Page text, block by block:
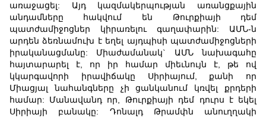
առաջացել: Այդ կազմակերպության առանցքային
անդամները հակվում են Թուրքիայի դեմ
պատժամիջոցներ կիրառելու գաղափարին: ԱՄՆ-ն
արդեն ձեռնամուխ է եղել այդպիսի պատժամիջոցների
իրականացմանը: Միաժամանակ` ԱՄՆ նախագահը
հայտարարել է, որ իր համար միեւնույն է, թե ով
կկարգավորի իրավիճակը Սիրիայում, քանի որ
Միացյալ նահանգները չի ցանկանում կռվել քրդերի
համար: Մանավանդ որ, Թուրքիայի դեմ դուրս է եկել
Սիրիայի բանակը: Դոնալդ Թրամփն անուղղակի